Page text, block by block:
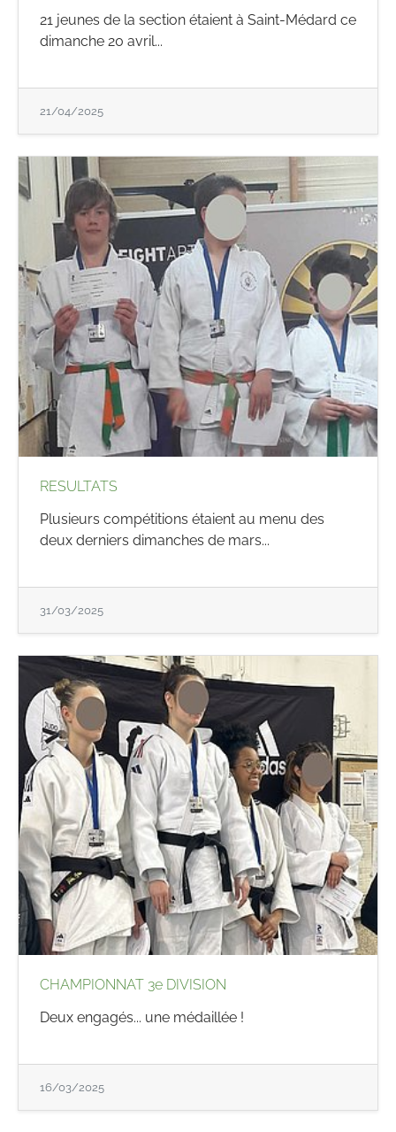
21 jeunes de la section étaient à Saint-Médard ce
dimanche 20 avril...
21/04/2025
RESULTATS
Plusieurs compétitions étaient au menu des
deux derniers dimanches de mars...
31/03/2025
CHAMPIONNAT 3e DIVISION
Deux engagés... une médaillée !
16/03/2025